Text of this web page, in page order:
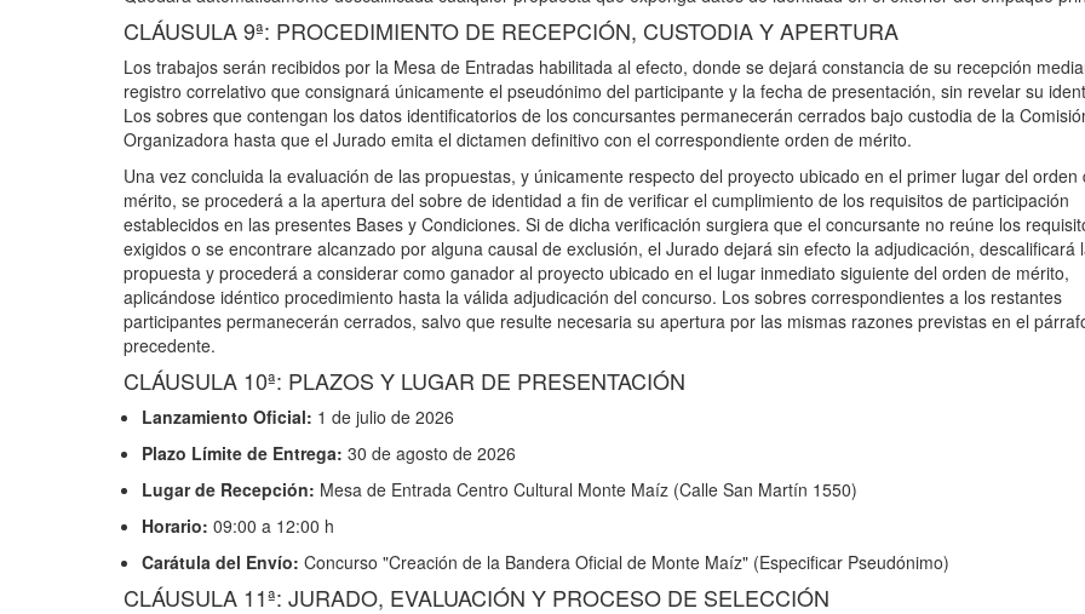
CLÁUSULA 9ª: PROCEDIMIENTO DE RECEPCIÓN, CUSTODIA Y APERTURA
Los trabajos serán recibidos por la Mesa de Entradas habilitada al efecto, donde se dejará constancia de su recepción
registro correlativo que consignará únicamente el pseudónimo del participante y la fecha de presentación, sin revelar su
Los sobres que contengan los datos identificatorios de los concursantes permanecerán cerrados bajo custodia de la
Organizadora hasta que el Jurado emita el dictamen definitivo con el correspondiente orden de mérito.
Una vez concluida la evaluación de las propuestas, y únicamente respecto del proyecto ubicado en el primer lugar del orden
mérito, se procederá a la apertura del sobre de identidad a fin de verificar el cumplimiento de los requisitos de participación
establecidos en las presentes Bases y Condiciones. Si de dicha verificación surgiera que el concursante no reúne los
exigidos o se encontrare alcanzado por alguna causal de exclusión, el Jurado dejará sin efecto la adjudicación, descalificará
propuesta y procederá a considerar como ganador al proyecto ubicado en el lugar inmediato siguiente del orden de mérito,
aplicándose idéntico procedimiento hasta la válida adjudicación del concurso. Los sobres correspondientes a los restantes
participantes permanecerán cerrados, salvo que resulte necesaria su apertura por las mismas razones previstas en el
precedente.
CLÁUSULA 10ª: PLAZOS Y LUGAR DE PRESENTACIÓN
Lanzamiento Oficial: 1 de julio de 2026
Plazo Límite de Entrega: 30 de agosto de 2026
Lugar de Recepción: Mesa de Entrada Centro Cultural Monte Maíz (Calle San Martín 1550)
Horario: 09:00 a 12:00 h
Carátula del Envío: Concurso "Creación de la Bandera Oficial de Monte Maíz" (Especificar Pseudónimo)
CLÁUSULA 11ª: JURADO, EVALUACIÓN Y PROCESO DE SELECCIÓN